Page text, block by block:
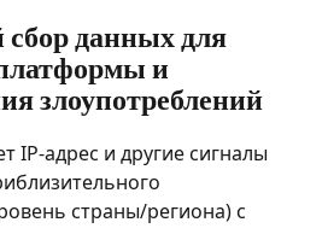
данных для
и
злоупотреблений
IP-адрес и другие сигналы
страны/региона) с